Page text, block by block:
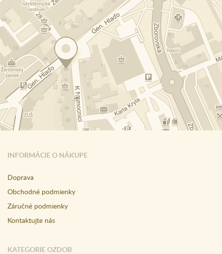
INFORMÁCIE O NÁKUPE
Doprava
Obchodné podmienky
Záručné podmienky
Kontaktujte nás
KATEGORIE OZDOB